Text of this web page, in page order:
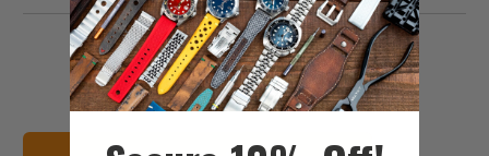
شارك
هذا
على
شارك
هذا
على
فيسبوك
شارك
هذا
على
بينتيريست
البريد
الإلكتروني
هذا
إلى